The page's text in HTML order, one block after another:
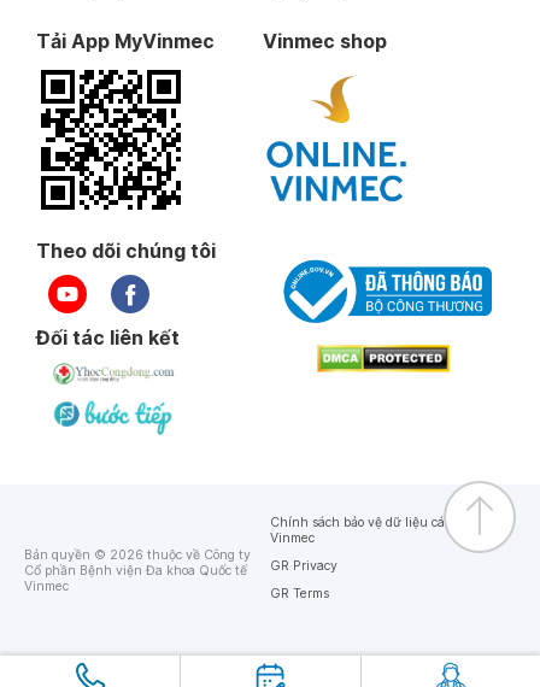
Tải App MyVinmec Vinmec shop
Theo dõi chúng tôi
Đối tác liên kết
Bản quyền © 2026 thuộc về Công ty
Cổ phần Bệnh viện Đa khoa Quốc tế
Vinmec
Chính sách bảo vệ dữ liệu cá nhân của
Vinmec
GR Privacy
GR Terms